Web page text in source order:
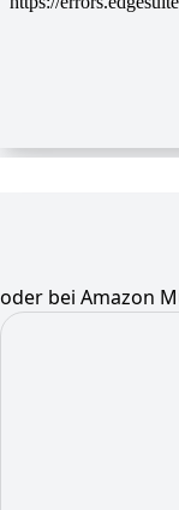
oder bei Amazon